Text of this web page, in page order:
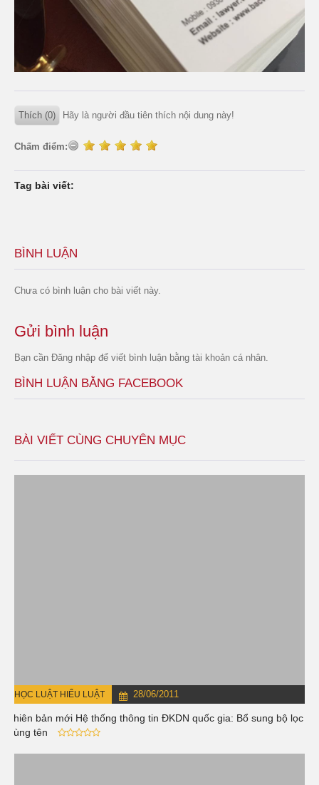
Thích (0) Hãy là người đầu tiên thích nội dung này!
Chấm điểm:
Tag bài viết:
BÌNH LUẬN
Chưa có bình luận cho bài viết này.
Gửi bình luận
Bạn cần Đăng nhập để viết bình luận bằng tài khoản cá nhân.
BÌNH LUẬN BẰNG FACEBOOK
BÀI VIẾT CÙNG CHUYÊN MỤC
HỌC LUẬT HIỂU LUẬT 28/06/2011
Phiên bản mới Hệ thống thông tin ĐKDN quốc gia: Bổ sung bộ lọc
trùng tên